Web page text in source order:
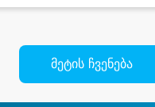
მეტის ჩვენება